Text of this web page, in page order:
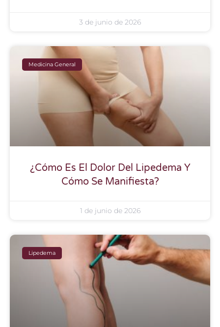
3 de junio de 2026
Medicina General
¿Cómo Es El Dolor Del Lipedema Y
Cómo Se Manifiesta?
1 de junio de 2026
Lipedema